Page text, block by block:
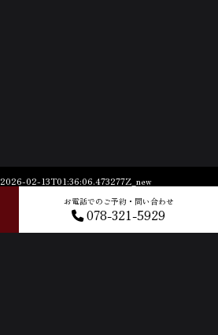
2026-02-13T01:36:06.473277Z_new
お電話でのご予約・問い合わせ
078-321-5929